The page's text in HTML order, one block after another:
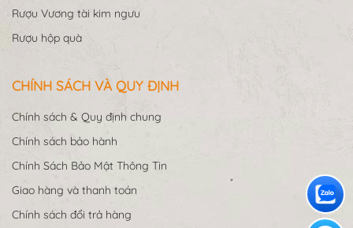
Rượu Vương tài kim ngưu
Rượu hộp quà
CHÍNH SÁCH VÀ QUY ĐỊNH
Chính sách & Quy định chung
Chính sách bảo hành
Chính Sách Bảo Mật Thông Tin
Giao hàng và thanh toán
Chính sách đổi trả hàng